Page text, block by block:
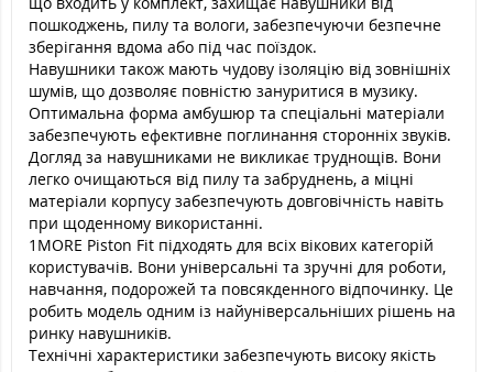
пошкоджень, пилу та вологи, забезпечуючи безпечне
зберігання вдома або під час поїздок.
Навушники також мають чудову ізоляцію від зовнішніх
шумів, що дозволяє повністю зануритися в музику.
Оптимальна форма амбушюр та спеціальні матеріали
забезпечують ефективне поглинання сторонніх звуків.
Догляд за навушниками не викликає труднощів. Вони
легко очищаються від пилу та забруднень, а міцні
матеріали корпусу забезпечують довговічність навіть
при щоденному використанні.
1MORE Piston Fit підходять для всіх вікових категорій
користувачів. Вони універсальні та зручні для роботи,
навчання, подорожей та повсякденного відпочинку. Це
робить модель одним із найуніверсальніших рішень на
ринку навушників.
Технічні характеристики забезпечують високу якість